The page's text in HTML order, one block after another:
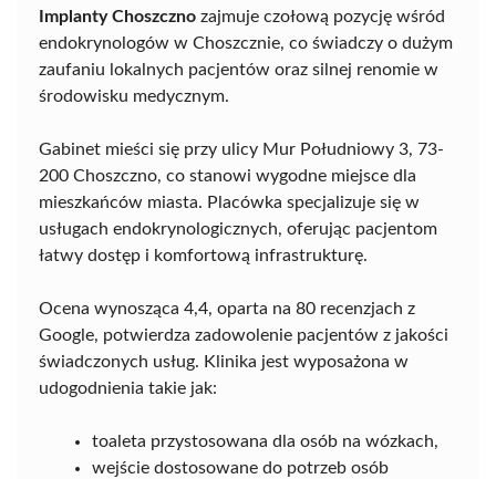
Implanty Choszczno zajmuje czołową pozycję wśród
endokrynologów w Choszcznie, co świadczy o dużym
zaufaniu lokalnych pacjentów oraz silnej renomie w
środowisku medycznym.
Gabinet mieści się przy ulicy Mur Południowy 3, 73-
200 Choszczno, co stanowi wygodne miejsce dla
mieszkańców miasta. Placówka specjalizuje się w
usługach endokrynologicznych, oferując pacjentom
łatwy dostęp i komfortową infrastrukturę.
Ocena wynosząca 4,4, oparta na 80 recenzjach z
Google, potwierdza zadowolenie pacjentów z jakości
świadczonych usług. Klinika jest wyposażona w
udogodnienia takie jak:
toaleta przystosowana dla osób na wózkach,
wejście dostosowane do potrzeb osób